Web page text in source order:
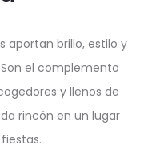
aportan brillo, estilo y
el complemento
y llenos de
rincón en un lugar